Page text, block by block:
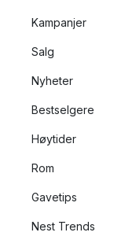
Kampanjer
Salg
Nyheter
Bestselgere
Høytider
Rom
Gavetips
Nest Trends